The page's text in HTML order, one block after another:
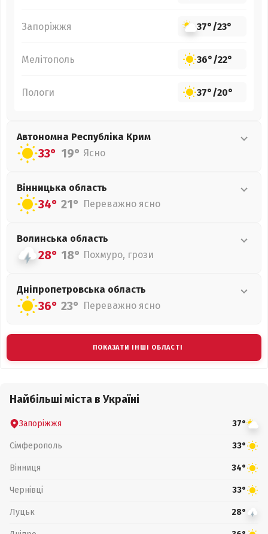
Запоріжжя 37°/23°
Мелітополь 36°/22°
Пологи 37°/20°
Автономна Республіка Крим
33° 19° Ясно
Вінницька область
34° 21° Переважно ясно
Волинська область
28° 18° Похмуро, грози
Дніпропетровська область
36° 23° Переважно ясно
ПОКАЗАТИ ІНШІ ОБЛАСТІ
Найбільші міста в Україні
Запоріжжя 37°
Сімферополь 33°
Вінниця 34°
Чернівці 33°
Луцьк 28°